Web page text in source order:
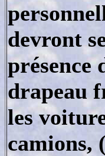
devront
présence
drapeau
les
camions,